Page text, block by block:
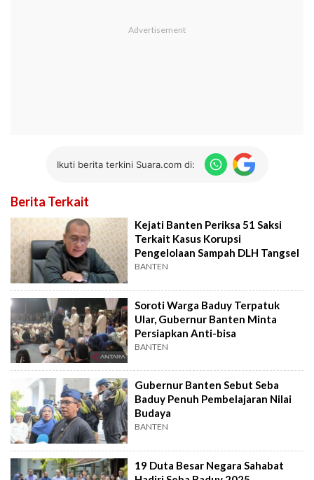
Ikuti berita terkini Suara.com di:
Berita Terkait
Kejati Banten Periksa 51 Saksi
Terkait Kasus Korupsi
Pengelolaan Sampah DLH Tangsel
BANTEN
Soroti Warga Baduy Terpatuk
Ular, Gubernur Banten Minta
Persiapkan Anti-bisa
BANTEN
Gubernur Banten Sebut Seba
Baduy Penuh Pembelajaran Nilai
Budaya
BANTEN
19 Duta Besar Negara Sahabat